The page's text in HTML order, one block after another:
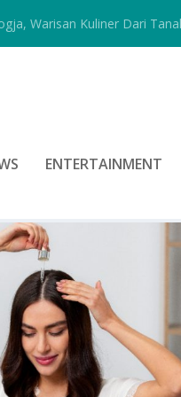
Warisan Kuliner Dari
ENTERTAINMENT